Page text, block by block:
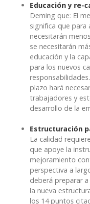
Educación y re-
Deming que: El
significa que para
necesitarán
se necesitarán
educación y la
para los nuevos
plazo hará
trabajadores y
desarrollo de la
Estructuración
La calidad
que apoye la
mejoramiento
perspectiva a
deberá preparar
la nueva
los 14 puntos